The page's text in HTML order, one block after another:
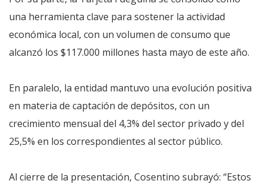
una herramienta clave para sostener la actividad
económica local, con un volumen de consumo que
alcanzó los $117.000 millones hasta mayo de este año.
En paralelo, la entidad mantuvo una evolución positiva
en materia de captación de depósitos, con un
crecimiento mensual del 4,3% del sector privado y del
25,5% en los correspondientes al sector público.
Al cierre de la presentación, Cosentino subrayó: “Estos